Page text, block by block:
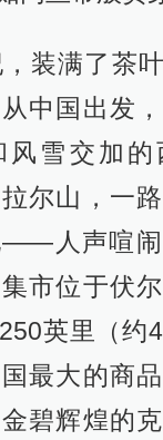
装满了茶
中国出发
风雪交加的
尔山，一
——人声喧闹
市位于伏
英里（约
最大的商
碧辉煌的